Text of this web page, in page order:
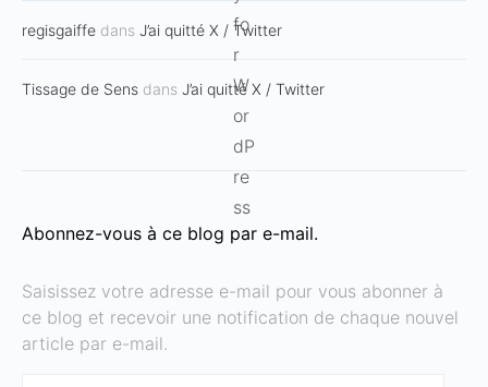
regisgaiffe dans J’ai quitté X / Twitter
Tissage de Sens dans J’ai quitté X / Twitter
Abonnez-vous à ce blog par e-mail.
Saisissez votre adresse e-mail pour vous abonner à
ce blog et recevoir une notification de chaque nouvel
article par e-mail.